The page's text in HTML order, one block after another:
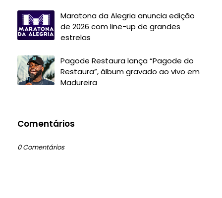
Maratona da Alegria anuncia edição
de 2026 com line-up de grandes
estrelas
Pagode Restaura lança “Pagode do
Restaura”, álbum gravado ao vivo em
Madureira
Comentários
0 Comentários